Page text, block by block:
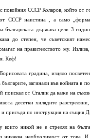
покойния СССР Коларов, който от
от СССР наистина , а само
българската държава цели 3
до степен, че съветският
на правителството му.
Кеф!
градина, изцяло
загинали във войната в
поискал от Сталин да каже на
десетки хилядите
присъда по инструкция на същия
които никой не е стрелял на
никаква необходимост от